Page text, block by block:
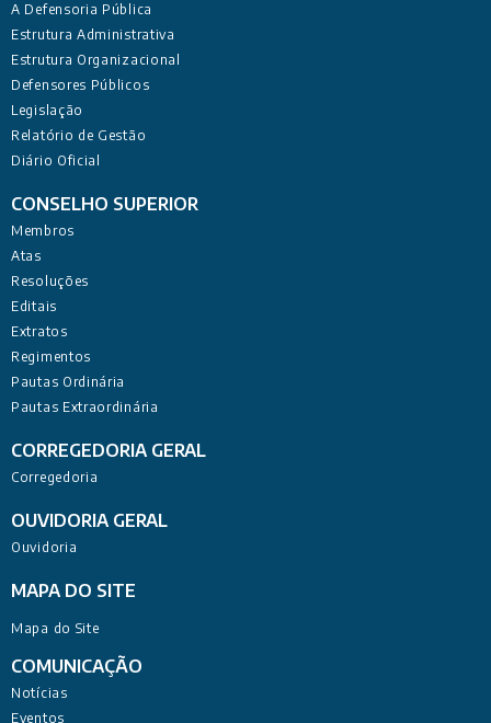
A Defensoria Pública
Estrutura Administrativa
Estrutura Organizacional
Defensores Públicos
Legislação
Relatório de Gestão
Diário Oficial
CONSELHO SUPERIOR
Membros
Atas
Resoluções
Editais
Extratos
Regimentos
Pautas Ordinária
Pautas Extraordinária
CORREGEDORIA GERAL
Corregedoria
OUVIDORIA GERAL
Ouvidoria
MAPA DO SITE
Mapa do Site
COMUNICAÇÃO
Notícias
Eventos